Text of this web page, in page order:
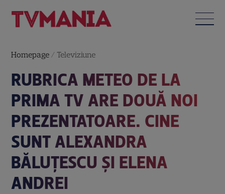
Homepage / Televiziune
RUBRICA METEO DE LA
PRIMA TV ARE DOUĂ NOI
PREZENTATOARE. CINE
SUNT ALEXANDRA
BĂLUȚESCU ȘI ELENA
ANDREI